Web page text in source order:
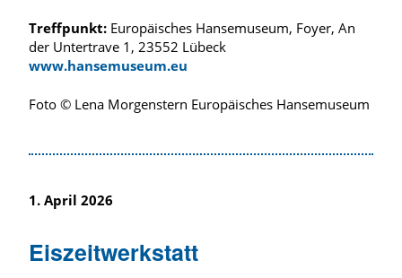
Treffpunkt: Europäisches Hansemuseum, Foyer, An
der Untertrave 1, 23552 Lübeck
www.hansemuseum.eu
Foto © Lena Morgenstern Europäisches Hansemuseum
1. April 2026
Eiszeitwerkstatt